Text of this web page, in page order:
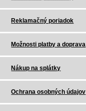
Reklamačný poriadok
Možnosti platby a doprava
Nákup na splátky
Ochrana osobných údajov